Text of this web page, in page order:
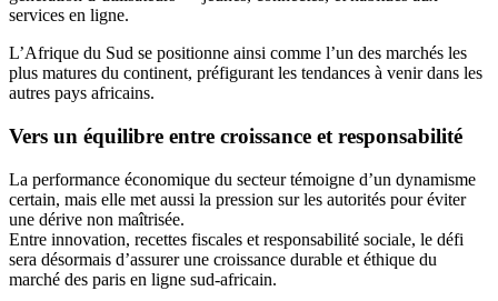
services en ligne.
L’Afrique du Sud se positionne ainsi comme l’un des marchés les
plus matures du continent, préfigurant les tendances à venir dans les
autres pays africains.
Vers un équilibre entre croissance et responsabilité
La performance économique du secteur témoigne d’un dynamisme
certain, mais elle met aussi la pression sur les autorités pour éviter
une dérive non maîtrisée.
Entre innovation, recettes fiscales et responsabilité sociale, le défi
sera désormais d’assurer une croissance durable et éthique du
marché des paris en ligne sud-africain.